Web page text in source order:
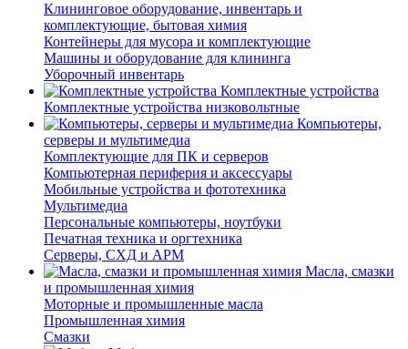
Клининговое оборудование, инвентарь и
комплектующие, бытовая химия
Контейнеры для мусора и комплектующие
Машины и оборудование для клининга
Уборочный инвентарь
Комплектные устройства
Комплектные устройства низковольтные
Компьютеры,
серверы и мультимедиа
Комплектующие для ПК и серверов
Компьютерная периферия и аксессуары
Мобильные устройства и фототехника
Мультимедиа
Персональные компьютеры, ноутбуки
Печатная техника и оргтехника
Серверы, СХД и АРМ
Масла, смазки
и промышленная химия
Моторные и промышленные масла
Промышленная химия
Смазки